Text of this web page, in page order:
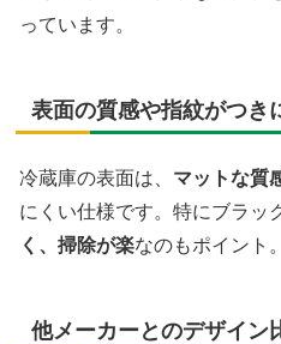
っています。
表面の質感や指紋がつき
冷蔵庫の表面は、 マットな質
にくい仕様です。特にブラッ
く、掃除が楽なのもポイント。
他メーカーとのデザイン